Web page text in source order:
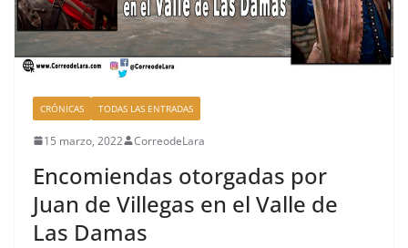
CRÓNICAS TODAS LAS ENTRADAS
15 marzo, 2022 CorreodeLara
Encomiendas otorgadas por
Juan de Villegas en el Valle de
Las Damas